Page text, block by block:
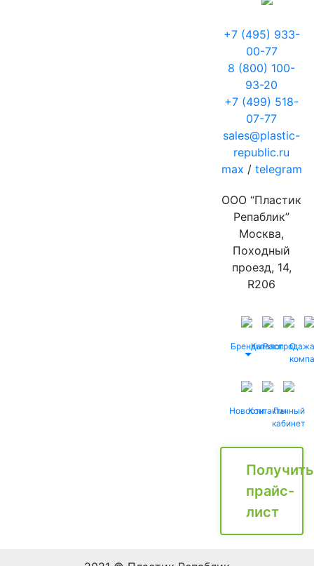
+7 (495) 933-
00-77
8 (800) 100-
93-20
+7 (499) 518-
07-77
sales@plastic-
republic.ru
max / telegram
ООО “Пластик
Репаблик”
Москва,
Походный
проезд, 14,
R206
БрендыКаталог
Распродажа
О
НовостиКонтактыЛичный
кабинет
Получить
прайс-
лист